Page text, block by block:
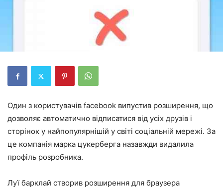
Один з користувачів facebook випустив розширення, що
дозволяє автоматично відписатися від усіх друзів і
сторінок у найпопулярнішій у світі соціальній мережі. За
це компанія марка цукерберга назавжди видалила
профіль розробника.
Луї барклай створив розширення для браузера